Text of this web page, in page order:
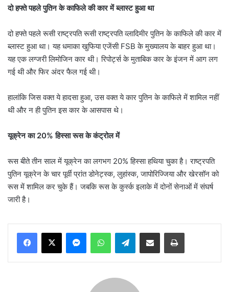
दो हफ्ते पहले पुतिन के काफिले की कार में ब्लास्ट हुआ था
दो हफ्ते पहले रूसी राष्ट्रपति रूसी राष्ट्रपति व्लादिमीर पुतिन के काफिले की कार में
ब्लास्ट हुआ था। यह धमाका खुफिया एजेंसी FSB के मुख्यालय के बाहर हुआ था।
यह एक लग्जरी लिमोजिन कार थी। रिपोर्ट्स के मुताबिक कार के इंजन में आग लग
गई थी और फिर अंदर फैल गई थी।
हालांकि जिस वक्त ये हादसा हुआ, उस वक्त ये कार पुतिन के काफिले में शामिल नहीं
थी और न ही पुतिन इस कार के आसपास थे।
यूक्रेन का 20% हिस्सा रूस के कंट्रोल में
रूस बीते तीन साल में यूक्रेन का लगभग 20% हिस्सा हथिया चुका है। राष्ट्रपति
पुतिन यूक्रेन के चार पूर्वी प्रांत डोनेट्स्क, लुहांस्क, जापोरिज्जिया और खेरसॉन को
रूस में शामिल कर चुके हैं। जबकि रूस के कुर्स्क इलाके में दोनों सेनाओं में संघर्ष
जारी है।
MessengerWhatsAppTelegramShare via Email Print